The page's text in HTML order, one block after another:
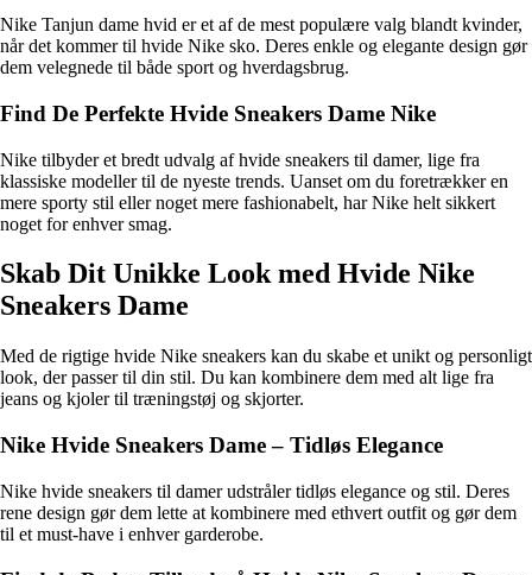
Nike Tanjun dame hvid er et af de mest populære valg blandt kvinder,
når det kommer til hvide Nike sko. Deres enkle og elegante design gør
dem velegnede til både sport og hverdagsbrug.
Find De Perfekte Hvide Sneakers Dame Nike
Nike tilbyder et bredt udvalg af hvide sneakers til damer, lige fra
klassiske modeller til de nyeste trends. Uanset om du foretrækker en
mere sporty stil eller noget mere fashionabelt, har Nike helt sikkert
noget for enhver smag.
Skab Dit Unikke Look med Hvide Nike
Sneakers Dame
Med de rigtige hvide Nike sneakers kan du skabe et unikt og personligt
look, der passer til din stil. Du kan kombinere dem med alt lige fra
jeans og kjoler til træningstøj og skjorter.
Nike Hvide Sneakers Dame – Tidløs Elegance
Nike hvide sneakers til damer udstråler tidløs elegance og stil. Deres
rene design gør dem lette at kombinere med ethvert outfit og gør dem
til et must-have i enhver garderobe.